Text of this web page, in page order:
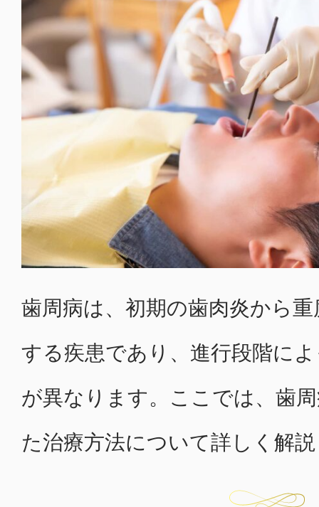
歯周病は、初期の歯肉炎から
する疾患であり、進行段階に
が異なります。ここでは、歯
た治療方法について詳しく解